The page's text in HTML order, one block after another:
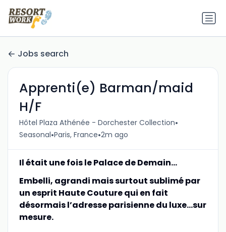
Jobs search
Apprenti(e) Barman/maid
H/F
Hôtel Plaza Athénée - Dorchester Collection•
Seasonal•Paris, France•2m ago
Il était une fois le Palace de Demain…
Embelli, agrandi mais surtout sublimé par
un esprit Haute Couture qui en fait
désormais l’adresse parisienne du luxe…sur
mesure.